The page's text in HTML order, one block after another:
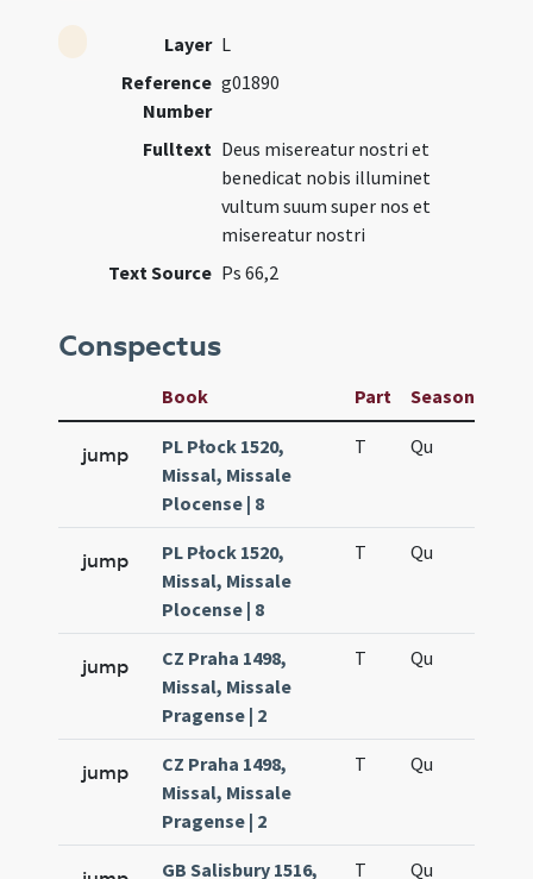
Layer L
Reference
Number
g01890
Fulltext Deus misereatur nostri et
benedicat nobis illuminet
vultum suum super nos et
misereatur nostri
Text Source Ps 66,2
Conspectus
Book Part Season
jump
PL Płock 1520,
Missal, Missale
Plocense | 8
T Qu
jump
PL Płock 1520,
Missal, Missale
Plocense | 8
T Qu
jump
CZ Praha 1498,
Missal, Missale
Pragense | 2
T Qu
jump
CZ Praha 1498,
Missal, Missale
Pragense | 2
T Qu
GB Salisbury 1516,
T Qu